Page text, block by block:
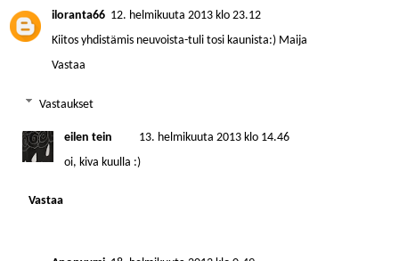
iloranta66 12. helmikuuta 2013 klo 23.12
Kiitos yhdistämis neuvoista-tuli tosi kaunista:) Maija
Vastaa
Vastaukset
eilen tein
13. helmikuuta 2013 klo 14.46
oi, kiva kuulla :)
Vastaa